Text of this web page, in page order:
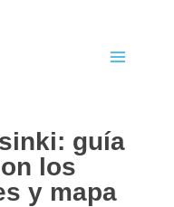
guía
los
y mapa